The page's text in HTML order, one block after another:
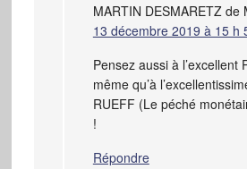
MARTIN DESMARETZ de
13 décembre 2019 à 15 h
Pensez aussi à l’excellent
même qu’à
RUEFF (Le péché
!
Répondre